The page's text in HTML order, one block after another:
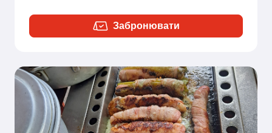
Забронювати